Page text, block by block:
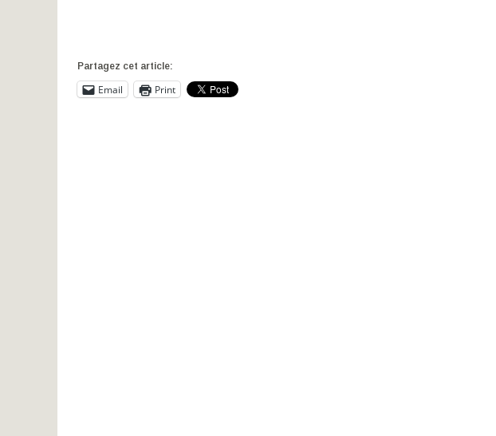
Partagez cet article:
Email Print